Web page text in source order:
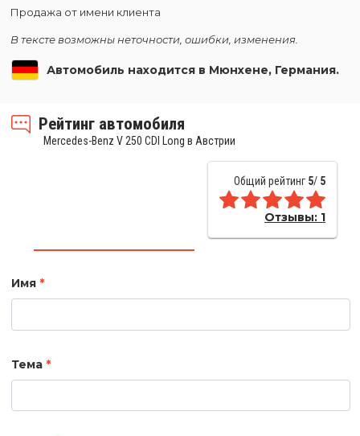
Продажа от имени клиента
В тексте возможны неточности, ошибки, изменения.
Автомобиль находится в Мюнхене, Германия.
Рейтинг автомобиля
Mercedes-Benz V 250 CDI Long в Австрии
Общий рейтинг 5/ 5
Отзывы: 1
Имя *
Тема *